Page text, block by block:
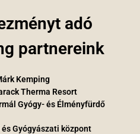
adó
partnereink
Kemping
Therma Resort
Gyógy- és Élményfürdő
Gyógyászati központ